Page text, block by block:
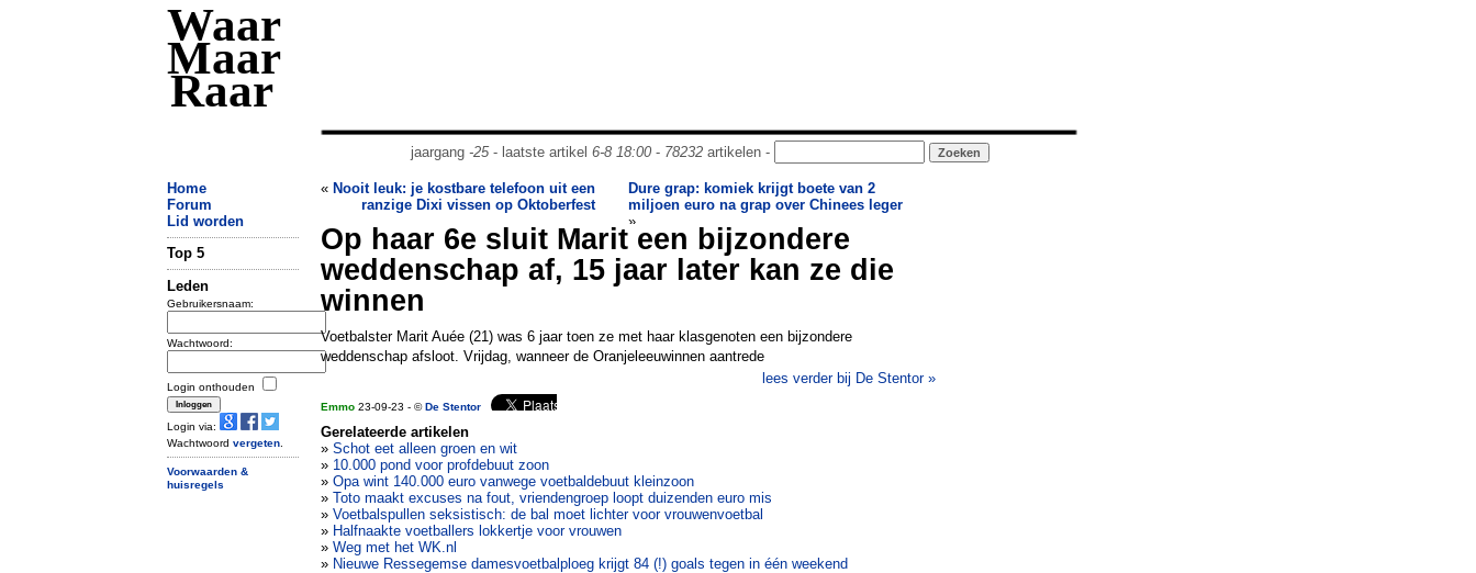
Waar
Maar
Raar
jaargang -25- laatste artikel 6-8 18:00- 78232artikelen -
Home
Forum
Lid worden
Top 5
Leden
Gebruikersnaam:
Wachtwoord:
Login onthouden
Login via:
Wachtwoord vergeten
Voorwaarden &
huisregels
« Nooit leuk: je kostbare telefoon uit een
ranzige Dixi vissen op Oktoberfest
Dure grap: komiek krijgt boete van 2
miljoen euro na grap over Chinees leger
»
Op haar 6e sluit Marit een bijzondere
weddenschap af, 15 jaar later kan ze die
winnen
Voetbalster Marit Auée (21) was 6 jaar toen ze met haar klasgenoten een bijzondere
weddenschap afsloot. Vrijdag, wanneer de Oranjeleeuwinnen aantrede
lees verder bij De Stentor »
Emmo 23-09-23 - ©De Stentor
Gerelateerde artikelen
» Schot eet alleen groen en wit
» 10.000 pond voor profdebuut zoon
» Opa wint 140.000 euro vanwege voetbaldebuut kleinzoon
» Toto maakt excuses na fout, vriendengroep loopt duizenden euro mis
» Voetbalspullen seksistisch: de bal moet lichter voor vrouwenvoetbal
» Halfnaakte voetballers lokkertje voor vrouwen
» Weg met het WK.nl
» Nieuwe Ressegemse damesvoetbalploeg krijgt 84 (!) goals tegen in één weekend